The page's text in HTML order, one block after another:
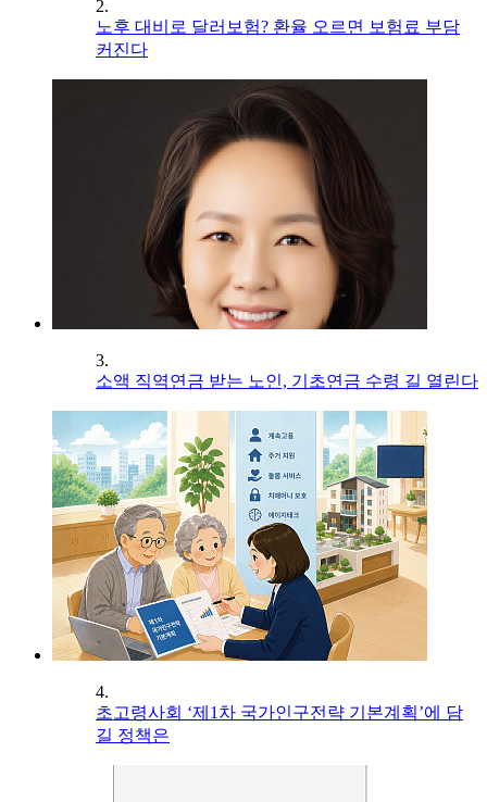
2.
노후 대비로 달러보험? 환율 오르면 보험료 부담
커진다
3.
소액 직역연금 받는 노인, 기초연금 수령 길 열린다
4.
초고령사회 ‘제1차 국가인구전략 기본계획’에 담
길 정책은